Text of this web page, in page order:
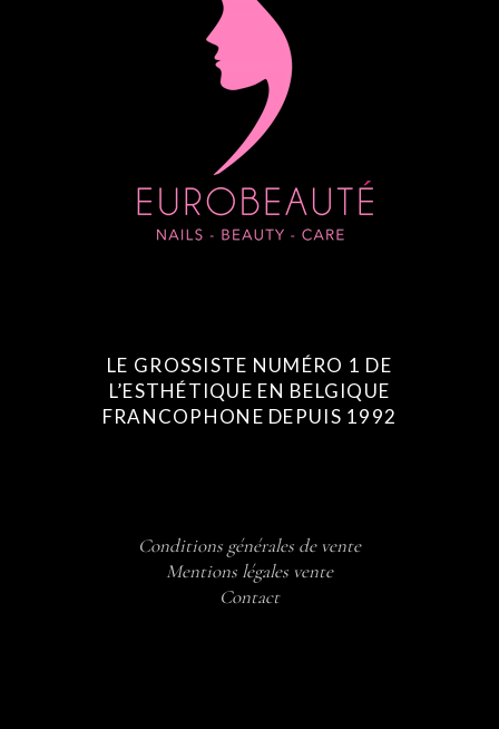
LE GROSSISTE NUMÉRO 1 DE
L’ESTHÉTIQUE EN BELGIQUE
FRANCOPHONE DEPUIS 1992
Conditions générales de vente
Mentions légales vente
Contact